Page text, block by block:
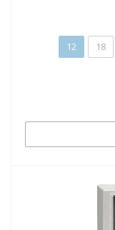
12 18